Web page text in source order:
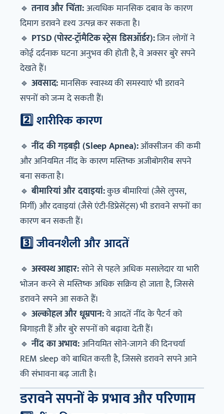
🔹तनाव और चिंता:अत्यधिक मानसिक दबाव के कारण
दिमाग डरावने दृश्य उत्पन्न कर सकता है।
🔹 PTSD (पोस्ट-ट्रॉमैटिक स्ट्रेस डिसऑर्डर):जिन लोगों ने
कोई दर्दनाक घटना अनुभव की होती है, वे अक्सर बुरे सपने
देखते हैं।
🔹 अवसाद:मानसिक स्वास्थ्य की समस्याएं भी डरावने
सपनों को जन्म दे सकती हैं।
2️⃣ शारीरिक कारण
🔹नींद की गड़बड़ी (Sleep Apnea):ऑक्सीजन की कमी
और अनियमित नींद के कारण मस्तिष्क अजीबोगरीब सपने
बना सकता है।
🔹बीमारियां और दवाइयां:कुछ बीमारियां (जैसे लुपस,
मिर्गी) और दवाइयां (जैसे एंटी-डिप्रेसेंट्स) भी डरावने सपनों का
कारण बन सकती हैं।
3️⃣ जीवनशैली और आदतें
🔹 अस्वस्थ आहार:सोने से पहले अधिक मसालेदार या भारी
भोजन करने से मस्तिष्क अधिक सक्रिय हो जाता है, जिससे
डरावने सपने आ सकते हैं।
🔹 अल्कोहल और धूम्रपान:ये आदतें नींद के पैटर्न को
बिगाड़ती हैं और बुरे सपनों को बढ़ावा देती हैं।
🔹नींद का अभाव:अनियमित सोने-जागने की दिनचर्या
REM sleep को बाधित करती है, जिससे डरावने सपने आने
की संभावना बढ़ जाती है।
डरावने सपनों के प्रभाव और परिणाम